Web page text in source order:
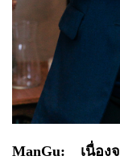
ManGu: เนื่อง